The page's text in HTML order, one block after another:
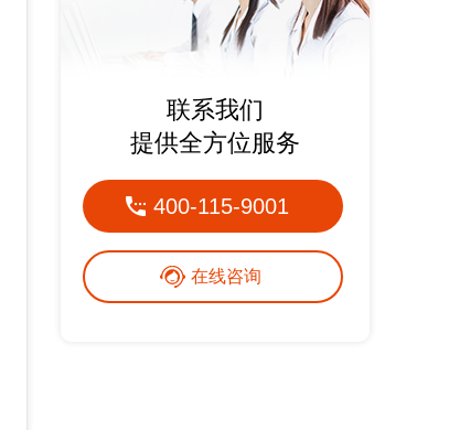
联系我们
提供全方位服务
400-115-9001
在线咨询